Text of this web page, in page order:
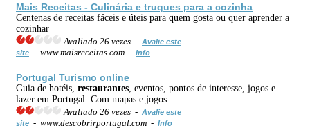
Mais Receitas - Culinária e truques para a cozinha
Centenas de receitas fáceis e úteis para quem gosta ou quer aprender a
cozinhar
Avaliado 26 vezes - Avalie este
site - www.maisreceitas.com - Info
Portugal Turismo online
Guia de hotéis, restaurantes , eventos, pontos de interesse, jogos e
lazer em Portugal. Com mapas e jogos.
Avaliado 26 vezes - Avalie este
site - www.descobrirportugal.com - Info